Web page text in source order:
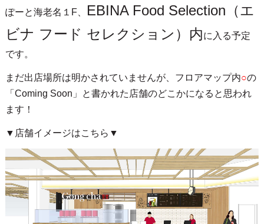
ぽーと海老名１F、
EBINA Food Selection（エ
ビナ フード セレクション）内に入る予定
です。
まだ出店場所は明かされていませんが、フロアマップ内○の
「Coming Soon」と書かれた店舗のどこかになると思われ
ます！
▼店舗イメージはこちら▼